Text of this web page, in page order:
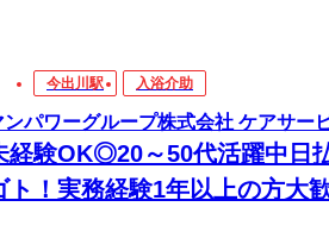
今出川駅 入浴介助
ンパワーグループ株式会社 ケアサー
経験OK◎20～50代活躍中日
ト！実務経験1年以上の方大